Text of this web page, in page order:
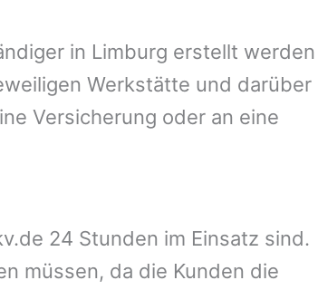
in Limburg erstellt werden
Werkstätte und darüber
Versicherung oder an eine
24 Stunden im Einsatz sind.
müssen, da die Kunden die